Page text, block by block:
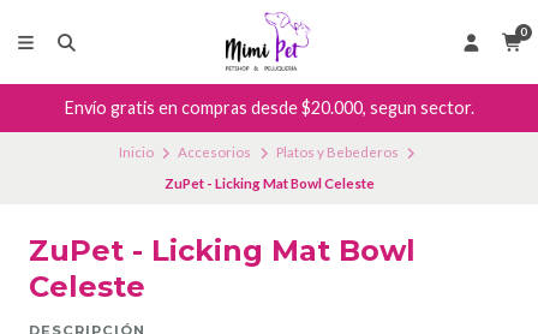
0
Envío gratis en compras desde $20.000, segun sector.
Inicio Accesorios
Platos y Bebederos
ZuPet - Licking Mat Bowl Celeste
ZuPet - Licking Mat Bowl
Celeste